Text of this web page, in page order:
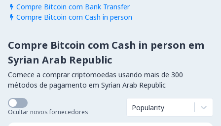
 Compre Bitcoin com Bank Transfer
 Compre Bitcoin com Cash in person
Compre Bitcoin com Cash in person em
Syrian Arab Republic
Comece a comprar criptomoedas usando mais de 300
métodos de pagamento em Syrian Arab Republic
Ocultar novos fornecedores Popularity